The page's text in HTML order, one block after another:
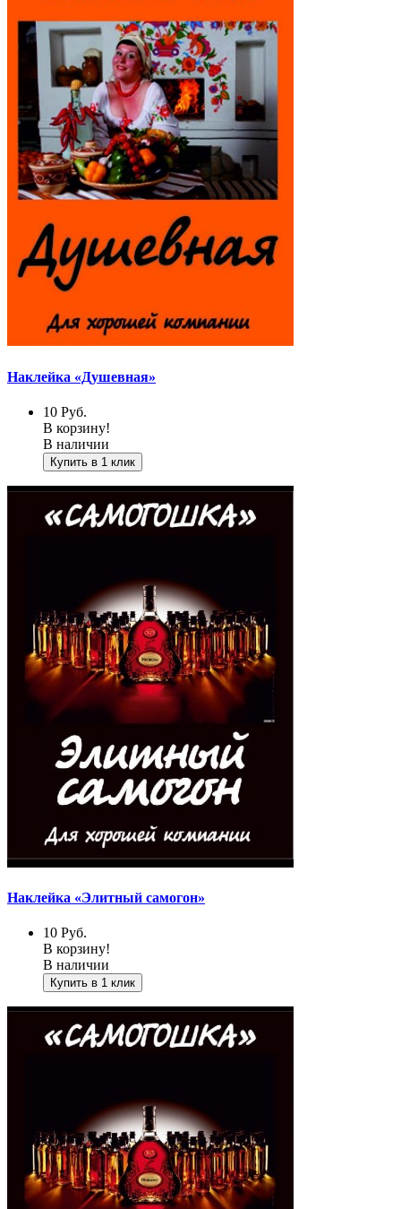
Наклейка «Душевная»
10 Руб.
В корзину!
В наличии
Купить в 1 клик
Наклейка «Элитный самогон»
10 Руб.
В корзину!
В наличии
Купить в 1 клик